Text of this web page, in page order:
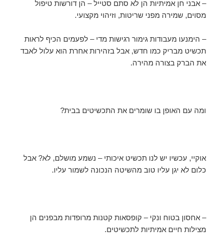
– אבני חן אמיתיות הן לא סתם סטייל – הן דורשות טיפול
מסוים, שמירה מפני שריטות, וזיהוי מקצועי.
– הימנעו מעבודות גימור רגישות מדי – לפעמים הכיף לראות
תכשיט מבריק כמו חדש, אבל בזהירות אחרת הוא עלול לאבד
את הברק בצורה מהירה.
ומה עם האופן בו שומרים את התכשיטים בבית?
אוקיי, עכשיו יש לנו תכשיט איכותי – נשמע מושלם, לא? אבל
כלום לא יגן עליו טוב מהשיטה הנכונה לשמור עליו.
– אחסון בטוח ונקי – קופסאות קטנות מרופדות מבפנים הן
מצילות חיים אמיתיות לתכשיטים.